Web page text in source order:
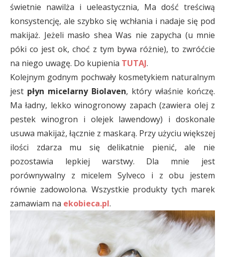
świetnie nawilża i ueleastycznia, Ma dość treściwą
konsystencję, ale szybko się wchłania i nadaje się pod
makijaż. Jeżeli masło shea Was nie zapycha (u mnie
póki co jest ok, choć z tym bywa różnie), to zwróćcie
na niego uwagę. Do kupienia TUTAJ.
Kolejnym godnym pochwały kosmetykiem naturalnym
jest płyn micelarny Biolaven, który właśnie kończę.
Ma ładny, lekko winogronowy zapach (zawiera olej z
pestek winogron i olejek lawendowy) i doskonale
usuwa makijaż, łącznie z maskarą. Przy użyciu większej
ilości zdarza mu się delikatnie pienić, ale nie
pozostawia lepkiej warstwy. Dla mnie jest
porównywalny z micelem Sylveco i z obu jestem
równie zadowolona. Wszystkie produkty tych marek
zamawiam na ekobieca.pl.